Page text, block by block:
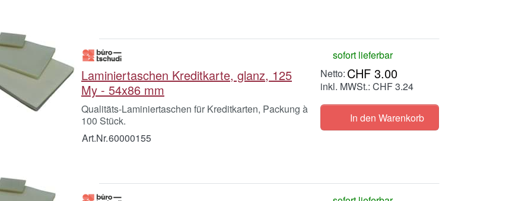
Laminiertaschen Kreditkarte, glanz, 125
My - 54x86 mm
Qualitäts-Laminiertaschen für Kreditkarten, Packung à
100 Stück.
Art.Nr.60000155
sofort lieferbar
CHF 3.00
inkl. MWSt.: CHF 3.24
In den Warenkorb